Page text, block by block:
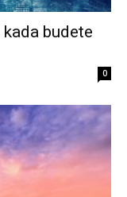
budete
0